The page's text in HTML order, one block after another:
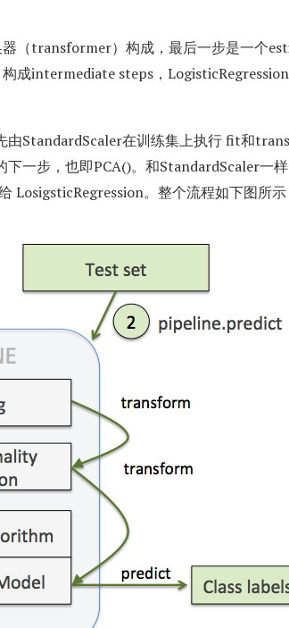
（transformer）构成，最后一步是一个
成intermediate steps，
StandardScaler在训练集上执行 fit和
一步，也即PCA()。和StandardScaler一
。整个流程如下图所示